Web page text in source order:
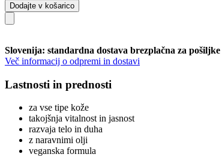
Dodajte v košarico
Slovenija: standardna dostava brezplačna za pošiljke
Več informacij o odpremi in dostavi
Lastnosti in prednosti
za vse tipe kože
takojšnja vitalnost in jasnost
razvaja telo in duha
z naravnimi olji
veganska formula